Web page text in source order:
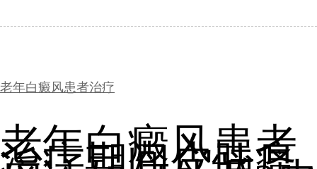
老年白癜风患者治疗
老年白癜风患者